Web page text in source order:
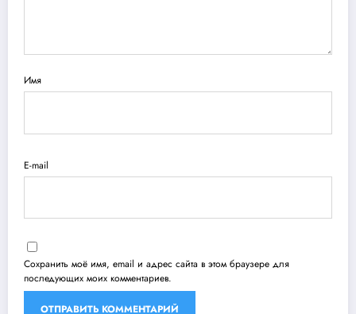
Имя
E-mail
Сохранить моё имя, email и адрес сайта в этом браузере для
последующих моих комментариев.